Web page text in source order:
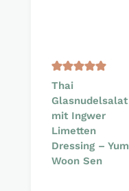
Thai
Glasnudelsalat
mit Ingwer
Limetten
Dressing – Yum
Woon Sen